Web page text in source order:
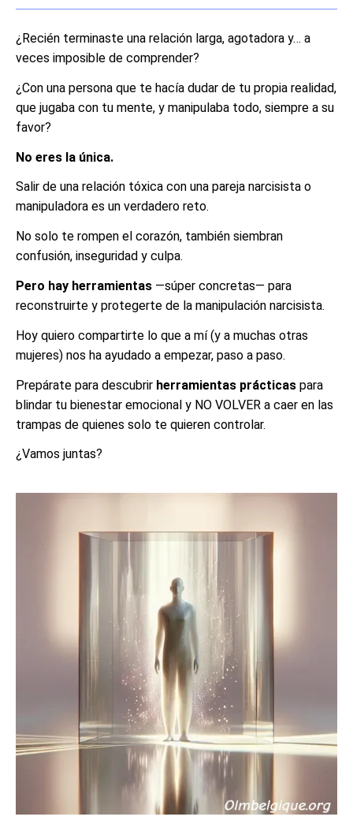
¿Recién terminaste una relación larga, agotadora y… a
veces imposible de comprender?
¿Con una persona que te hacía dudar de tu propia realidad,
que jugaba con tu mente, y manipulaba todo, siempre a su
favor?
No eres la única.
Salir de una relación tóxica con una pareja narcisista o
manipuladora es un verdadero reto.
No solo te rompen el corazón, también siembran
confusión, inseguridad y culpa.
Pero hay herramientas —súper concretas— para
reconstruirte y protegerte de la manipulación narcisista.
Hoy quiero compartirte lo que a mí (y a muchas otras
mujeres) nos ha ayudado a empezar, paso a paso.
Prepárate para descubrir herramientas prácticas para
blindar tu bienestar emocional y NO VOLVER a caer en las
trampas de quienes solo te quieren controlar.
¿Vamos juntas?